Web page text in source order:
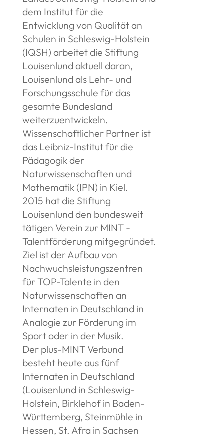
dem Institut für die
Entwicklung von Qualität an
Schulen in Schleswig-Holstein
(IQSH) arbeitet die Stiftung
Louisenlund aktuell daran,
Louisenlund als Lehr- und
Forschungsschule für das
gesamte Bundesland
weiterzuentwickeln.
Wissenschaftlicher Partner ist
das Leibniz-Institut für die
Pädagogik der
Naturwissenschaften und
Mathematik (IPN) in Kiel.
2015 hat die Stiftung
Louisenlund den bundesweit
tätigen Verein zur MINT -
Talentförderung mitgegründet.
Ziel ist der Aufbau von
Nachwuchsleistungszentren
für TOP-Talente in den
Naturwissenschaften an
Internaten in Deutschland in
Analogie zur Förderung im
Sport oder in der Musik.
Der plus-MINT Verbund
besteht heute aus fünf
Internaten in Deutschland
(Louisenlund in Schleswig-
Holstein, Birklehof in Baden-
Württemberg, Steinmühle in
Hessen, St. Afra in Sachsen